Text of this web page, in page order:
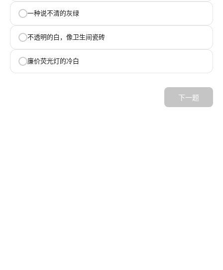
一种说不清的灰绿
不透明的白，像卫生间瓷砖
廉价荧光灯的冷白
下一题